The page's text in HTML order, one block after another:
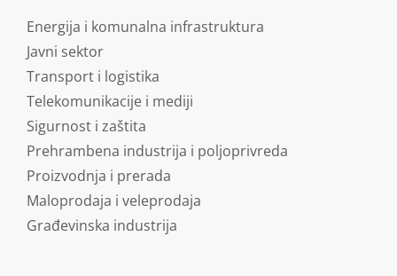
Energija i komunalna infrastruktura
Javni sektor
Transport i logistika
Telekomunikacije i mediji
Sigurnost i zaštita
Prehrambena industrija i poljoprivreda
Proizvodnja i prerada
Maloprodaja i veleprodaja
Građevinska industrija